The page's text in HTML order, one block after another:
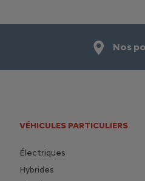
Nos
VÉHICULES PARTICULIERS
Électriques
Hybrides